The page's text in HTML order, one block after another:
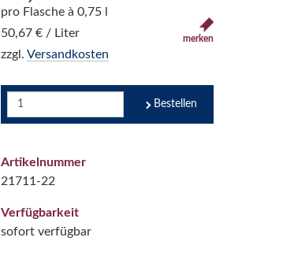
pro Flasche à 0,75 l
50,67 € / Liter
zzgl. Versandkosten
merken
Bestellen
Artikelnummer
21711-22
Verfügbarkeit
sofort verfügbar